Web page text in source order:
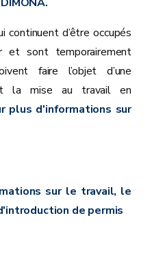
continuent d’être occupés
et sont temporairement
faire l’objet d’une
la mise au travail en
plus d'informations sur
sur le travail, le
de permis